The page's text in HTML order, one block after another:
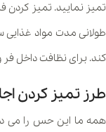
تمیز نمایید. تمیز کردن
طولانی مدت مواد
کند. برای نظافت داخل
طرز تمیز کردن
همه ما این حس را می